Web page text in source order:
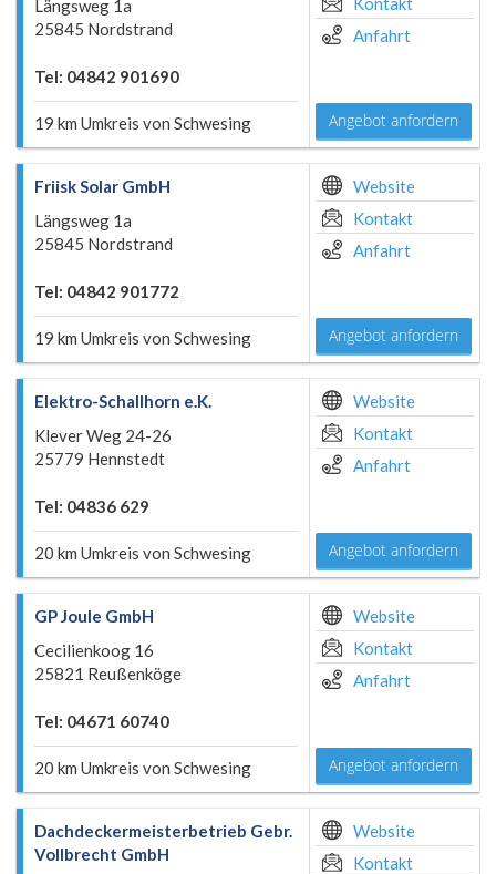
Längsweg 1a
25845 Nordstrand
Tel: 04842 901690
19 km Umkreis von Schwesing
Anfahrt
Angebot anfordern
Friisk Solar GmbH
Längsweg 1a
25845 Nordstrand
Tel: 04842 901772
19 km Umkreis von Schwesing
Website
Kontakt
Anfahrt
Angebot anfordern
Elektro-Schallhorn e.K.
Klever Weg 24-26
25779 Hennstedt
Tel: 04836 629
20 km Umkreis von Schwesing
Website
Kontakt
Anfahrt
Angebot anfordern
GP Joule GmbH
Cecilienkoog 16
25821 Reußenköge
Tel: 04671 60740
20 km Umkreis von Schwesing
Website
Kontakt
Anfahrt
Angebot anfordern
Dachdeckermeisterbetrieb Gebr.
Vollbrecht GmbH
Website
Kontakt